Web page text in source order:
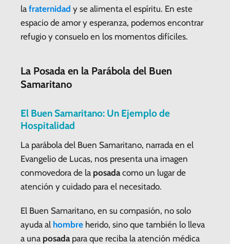
la fraternidad y se alimenta el espíritu. En este
espacio de amor y esperanza, podemos encontrar
refugio y consuelo en los momentos difíciles.
La Posada en la Parábola del Buen
Samaritano
El Buen Samaritano: Un Ejemplo de
Hospitalidad
La parábola del Buen Samaritano, narrada en el
Evangelio de Lucas, nos presenta una imagen
conmovedora de la posadacomo un lugar de
atención y cuidado para el necesitado.
El Buen Samaritano, en su compasión, no solo
ayuda al hombre herido, sino que también lo lleva
a una posadapara que reciba la atención médica